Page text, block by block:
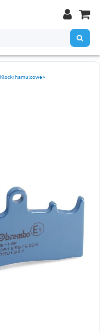
Klocki hamulcowe»